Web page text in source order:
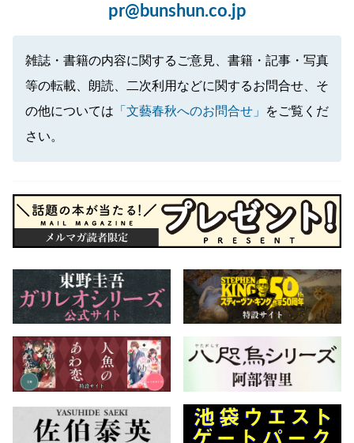
pr@bunshun.co.jp
雑誌・書籍の内容に関するご意見、書籍・記事・写真
等の転載、朗読、二次利用などに関するお問合せ、そ
の他については 「文藝春秋へのお問合せ」
をご覧くだ
さい。